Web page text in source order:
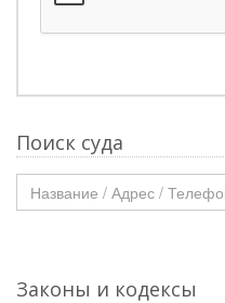
Поиск суда
Законы и кодексы